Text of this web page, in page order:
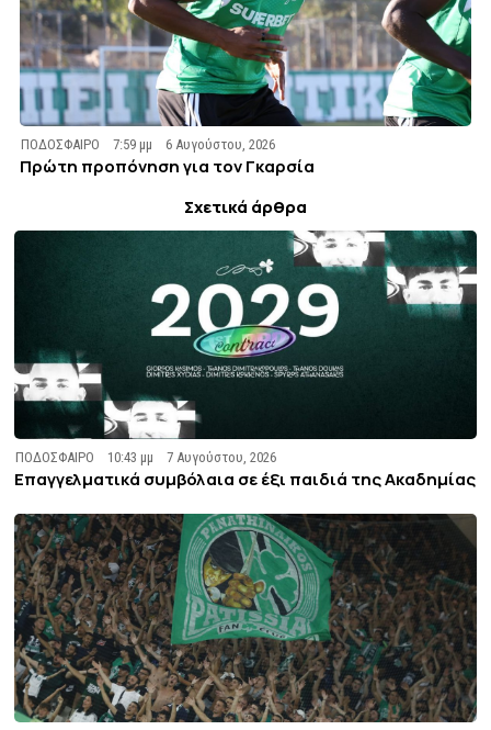
ΠΟΔΟΣΦΑΙΡΟ 7:59 μμ 6 Αυγούστου, 2026
Πρώτη προπόνηση για τον Γκαρσία
Σχετικά άρθρα
ΠΟΔΟΣΦΑΙΡΟ 10:43 μμ 7 Αυγούστου, 2026
Επαγγελματικά συμβόλαια σε έξι παιδιά της Ακαδημίας